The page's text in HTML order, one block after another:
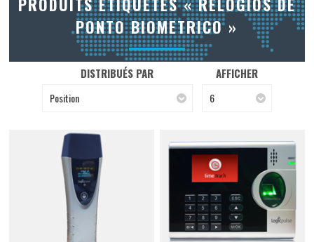
PONTO BIOMETRICO »
DISTRIBUÉS PAR
Position
AFFICHER
6